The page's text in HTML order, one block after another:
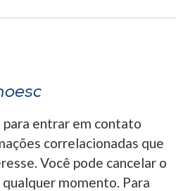
para entrar em contato
correlacionadas que
Você pode cancelar o
momento. Para